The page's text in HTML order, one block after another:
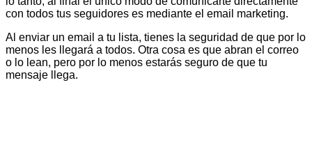
con todos tus seguidores es mediante el email marketing.
Al enviar un email a tu lista, tienes la seguridad de que por lo
menos les llegará a todos. Otra cosa es que abran el correo
o lo lean, pero por lo menos estarás seguro de que tu
mensaje llega.